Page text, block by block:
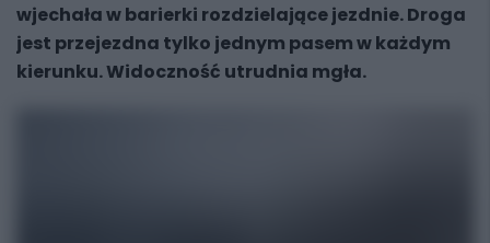
wjechała w barierki rozdzielające jezdnie. Droga
jest przejezdna tylko jednym pasem w każdym
kierunku. Widoczność utrudnia mgła.